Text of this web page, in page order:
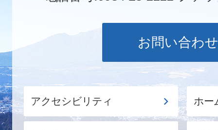
お問い合わせ
アクセシビリティ ホー